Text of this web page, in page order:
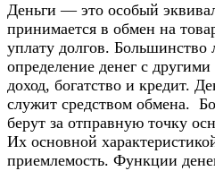
Деньги — это особый
принимается в обмен на
уплату долгов. Большинство
определение денег с
доход, богатство и кредит.
служит средством обмена.
берут за отправную точку
Их основной
приемлемость. Функции